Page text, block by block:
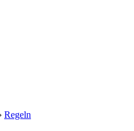
› Regeln